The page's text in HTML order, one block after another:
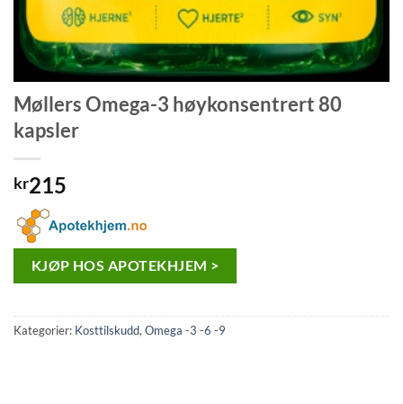
Møllers Omega-3 høykonsentrert 80
kapsler
kr215
KJØP HOS APOTEKHJEM >
Kategorier: Kosttilskudd,Omega -3 -6 -9